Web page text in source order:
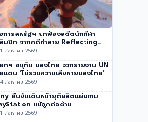
มมัล ปูร์จา เสียชีวิตในหิมะถล่ม
คม 2569
การสหรัฐฯ ยกฟ้องอดีตนักกีฬา
มปิก จากคดีทำลาย Reflecting
1 สิงหาคม 2569
กฯ อนุทิน ของไทย จวกรายงาน UN
แดน ‘ไม่รวมความเสียหายของไทย’
4 สิงหาคม 2569
ยืนยันเดินหน้ายุติผลิตแผ่นเกม
แม้ถูกต่อต้าน
1 สิงหาคม 2569